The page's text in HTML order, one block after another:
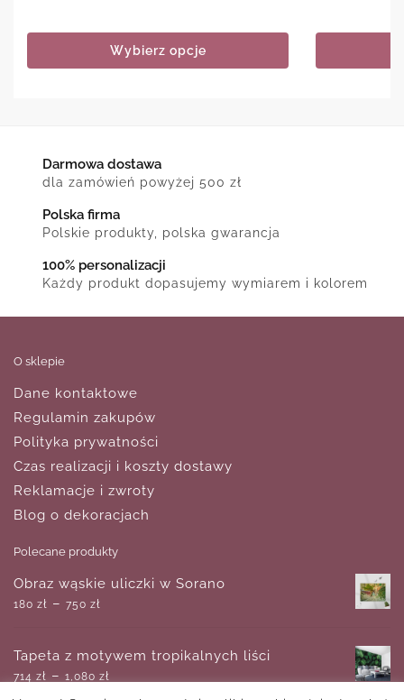
Wybierz opcje
Darmowa dostawa
dla zamówień powyżej 500 zł
Polska firma
Polskie produkty, polska gwarancja
100% personalizacji
Każdy produkt dopasujemy wymiarem i kolorem
O sklepie
Dane kontaktowe
Regulamin zakupów
Polityka prywatności
Czas realizacji i koszty dostawy
Reklamacje i zwroty
Blog o dekoracjach
Polecane produkty
Obraz wąskie uliczki w Sorano
180 zł – 750 zł
Tapeta z motywem tropikalnych liści
714 zł – 1,080 zł